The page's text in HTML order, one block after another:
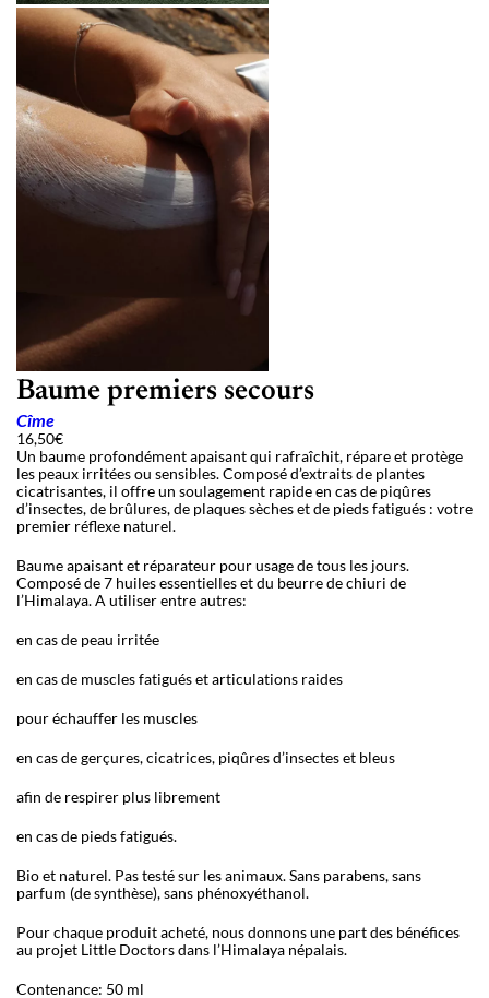
Baume premiers secours
Cîme
16,50€
Un baume profondément apaisant qui rafraîchit, répare et protège
les peaux irritées ou sensibles. Composé d’extraits de plantes
cicatrisantes, il offre un soulagement rapide en cas de piqûres
d’insectes, de brûlures, de plaques sèches et de pieds fatigués : votre
premier réflexe naturel.
Baume apaisant et réparateur pour usage de tous les jours.
Composé de 7 huiles essentielles et du beurre de chiuri de
l’Himalaya. A utiliser entre autres:
en cas de peau irritée
en cas de muscles fatigués et articulations raides
pour échauffer les muscles
en cas de gerçures, cicatrices, piqûres d’insectes et bleus
afin de respirer plus librement
en cas de pieds fatigués.
Bio et naturel. Pas testé sur les animaux. Sans parabens, sans
parfum (de synthèse), sans phénoxyéthanol.
Pour chaque produit acheté, nous donnons une part des bénéfices
au projet Little Doctors dans l’Himalaya népalais.
Contenance: 50 ml